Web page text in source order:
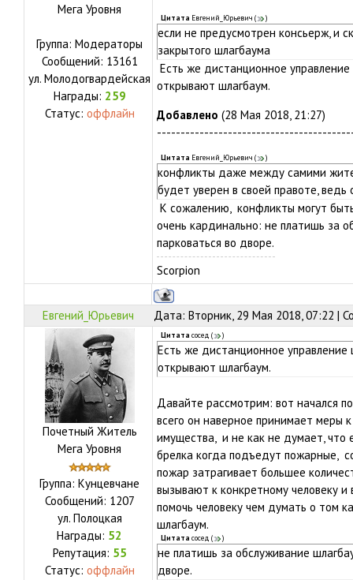
Мега Уровня
Группа: Модераторы
Сообщений: 13161
ул. Молодогвардейская
Награды: 259
Статус: оффлайн
Цитата Евгений_Юрьевич ( )
если не предусмотрен консьерж, и
закрытого шлагбаума
Есть же дистанционное
открывают шлагбаум.
Добавлено (28 Мая 2018, 21:27)
Цитата Евгений_Юрьевич ( )
конфликты даже между самими
будет уверен в своей правоте,
К сожалению, конфликты могут
очень кардинально: не платишь за
парковаться во дворе.
Scorpion
Евгений_Юрьевич Дата: Вторник, 29 Мая 2018, 07:22 |
Почетный Житель
Мега Уровня
Группа: Кунцевчане
Сообщений: 1207
ул. Полоцкая
Награды: 52
Репутация: 55
Статус: оффлайн
Цитата сосед ( )
Есть же дистанционное
открывают шлагбаум.
Давайте рассмотрим: вот начался
всего он наверное принимает меры
имущества, и не как не думает, что
брелка когда подъедут пожарные,
пожар затрагивает большее
вызывают к конкретному человеку
помочь человеку чем думать о том
шлагбаум.
Цитата сосед ( )
не платишь за обслуживание
дворе.